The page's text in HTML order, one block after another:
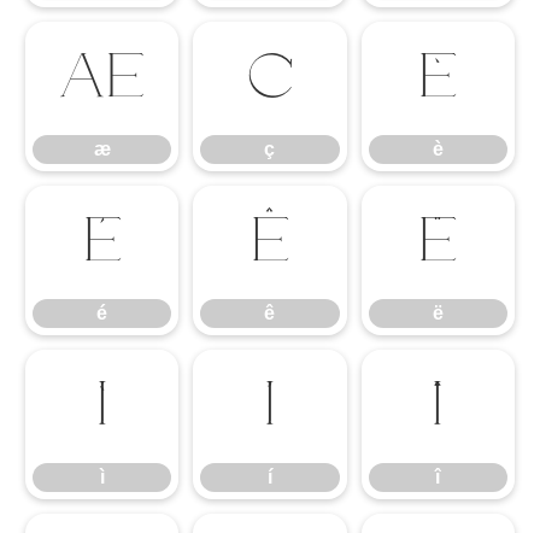
æ
æ
ç
ç
è
è
é
é
ê
ê
ë
ë
ì
ì
í
í
î
î